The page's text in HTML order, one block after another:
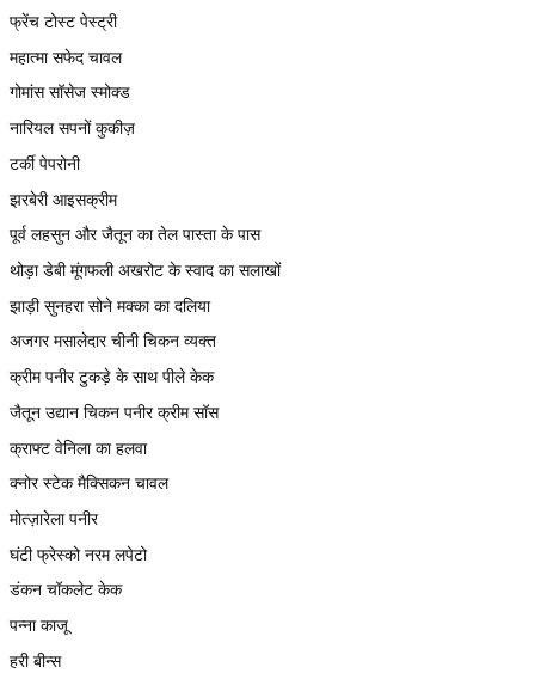
फ्रेंच टोस्ट पेस्ट्री
महात्मा सफेद चावल
गोमांस सॉसेज स्मोक्ड
नारियल सपनों कुकीज़
टर्की पेपरोनी
झरबेरी आइसक्रीम
पूर्व लहसुन और जैतून का तेल पास्ता के पास
थोड़ा डेबी मूंगफली अखरोट के स्वाद का सलाखों
झाड़ी सुनहरा सोने मक्का का दलिया
अजगर मसालेदार चीनी चिकन व्यक्त
क्रीम पनीर टुकड़े के साथ पीले केक
जैतून उद्यान चिकन पनीर क्रीम सॉस
क्राफ्ट वेनिला का हलवा
क्नोर स्टेक मैक्सिकन चावल
मोत्ज़ारेला पनीर
घंटी फ्रेस्को नरम लपेटो
डंकन चॉकलेट केक
पन्ना काजू
हरी बीन्स